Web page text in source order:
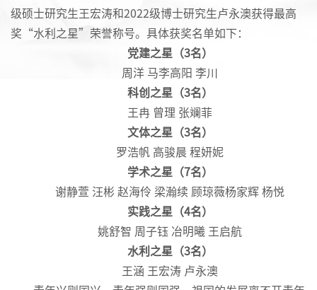
级硕士研究生王宏涛和2022级博士研究生卢永澳获得最高
奖“水利之星”荣誉称号。具体获奖名单如下：
党建之星（3名）
周洋 马李高阳 李川
科创之星（3名）
王冉 曾理 张斓菲
文体之星（3名）
罗浩帆 高骏晨 程妍妮
学术之星（7名）
谢静萱 汪彬 赵海伶 梁瀚续 顾琼薇杨家辉 杨悦
实践之星（4名）
姚舒智 周子钰 冶明曦 王启航
水利之星（3名）
王涵 王宏涛 卢永澳